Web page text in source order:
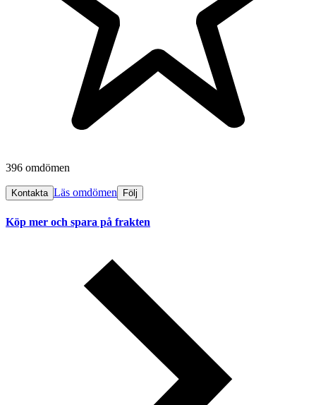
396 omdömen
Kontakta Läs omdömen Följ
Köp mer och spara på frakten